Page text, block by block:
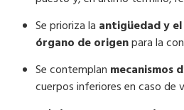
Se prioriza la antigüedad y
órgano de origenpara la
Se contemplan mecanismos
cuerpos inferiores en caso de